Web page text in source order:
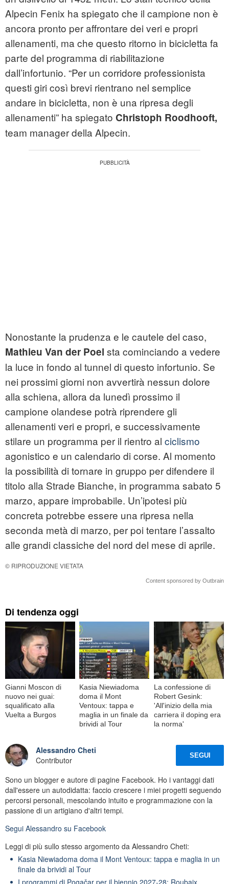
Alpecin Fenix ha spiegato che il campione non è
ancora pronto per affrontare dei veri e propri
allenamenti, ma che questo ritorno in bicicletta fa
parte del programma di riabilitazione
dall’infortunio. “Per un corridore professionista
questi giri così brevi rientrano nel semplice
andare in bicicletta, non è una ripresa degli
allenamenti” ha spiegato Christoph Roodhooft,
team manager della Alpecin.
Nonostante la prudenza e le cautele del caso,
Mathieu Van der Poel sta cominciando a vedere
la luce in fondo al tunnel di questo infortunio. Se
nei prossimi giorni non avvertirà nessun dolore
alla schiena, allora da lunedì prossimo il
campione olandese potrà riprendere gli
allenamenti veri e propri, e successivamente
stilare un programma per il rientro al ciclismo
agonistico e un calendario di corse. Al momento
la possibilità di tornare in gruppo per difendere il
titolo alla Strade Bianche, in programma sabato 5
marzo, appare improbabile. Un’ipotesi più
concreta potrebbe essere una ripresa nella
seconda metà di marzo, per poi tentare l’assalto
alle grandi classiche del nord del mese di aprile.
© RIPRODUZIONE VIETATA
Content sponsored by Outbrain
Di tendenza oggi
Gianni Moscon di
nuovo nei guai:
squalificato alla
Vuelta a Burgos
Kasia Niewiadoma
doma il Mont
Ventoux: tappa e
maglia in un finale da
brividi al Tour
La confessione di
Robert Gesink:
'All'inizio della mia
carriera il doping era
la norma'
Alessandro Cheti
Contributor
SEGUI
Sono un blogger e autore di pagine Facebook. Ho i vantaggi dati
dall'essere un autodidatta: faccio crescere i miei progetti seguendo
percorsi personali, mescolando intuito e programmazione con la
passione di un artigiano d'altri tempi.
Segui Alessandro su Facebook
Leggi di più sullo stesso argomento da Alessandro Cheti:
Kasia Niewiadoma doma il Mont Ventoux: tappa e maglia in un
finale da brividi al Tour
I programmi di Pogačar per il biennio 2027-28: Roubaix,